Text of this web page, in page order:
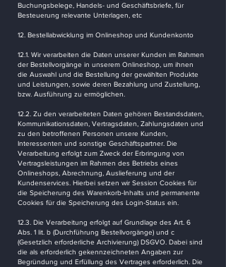
Buchungsbelege, Handels- und Geschäftsbriefe, für
Besteuerung relevante Unterlagen, etc
12. Bestellabwicklung im Onlineshop und Kundenkonto
12.1. Wir verarbeiten die Daten unserer Kunden im Rahmen
der Bestellvorgänge in unserem Onlineshop, um ihnen
die Auswahl und die Bestellung der gewählten Produkte
und Leistungen, sowie deren Bezahlung und Zustellung,
bzw. Ausführung zu ermöglichen.
12.2. Zu den verarbeiteten Daten gehören Bestandsdaten,
Kommunikationsdaten, Vertragsdaten, Zahlungsdaten und
zu den betroffenen Personen unsere Kunden,
Interessenten und sonstige Geschäftspartner. Die
Verarbeitung erfolgt zum Zweck der Erbringung von
Vertragsleistungen im Rahmen des Betriebs eines
Onlineshops, Abrechnung, Auslieferung und der
Kundenservices. Hierbei setzen wir Session Cookies für
die Speicherung des Warenkorb-Inhalts und permanente
Cookies für die Speicherung des Login-Status ein.
12.3. Die Verarbeitung erfolgt auf Grundlage des Art. 6
Abs. 1 lit. b (Durchführung Bestellvorgänge) und c
(Gesetzlich erforderliche Archivierung) DSGVO. Dabei sind
die als erforderlich gekennzeichneten Angaben zur
Begründung und Erfüllung des Vertrages erforderlich. Die